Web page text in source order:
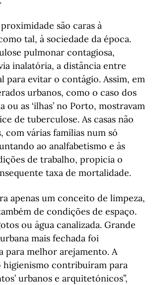
são caras à
tal, à sociedade da época.
pulmonar contagiosa,
inalatória, a distância entre
para evitar o contágio. Assim, em
urbanos, como o caso dos
ou as ‘ilhas’ no Porto, mostravam
de tuberculose. As casas não
com várias famílias num só
ao analfabetismo e às
de trabalho, propicia o
taxa de mortalidade.
apenas um conceito de limpeza,
de condições de espaço.
ou água canalizada. Grande
mais fechada foi
para melhor arejamento. A
higienismo contribuíram para
urbanos e arquitetónicos”,